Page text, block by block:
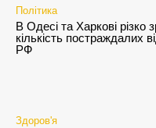
Політика
В Одесі та Харкові різко
кількість постраждалих
РФ
Здоров'я